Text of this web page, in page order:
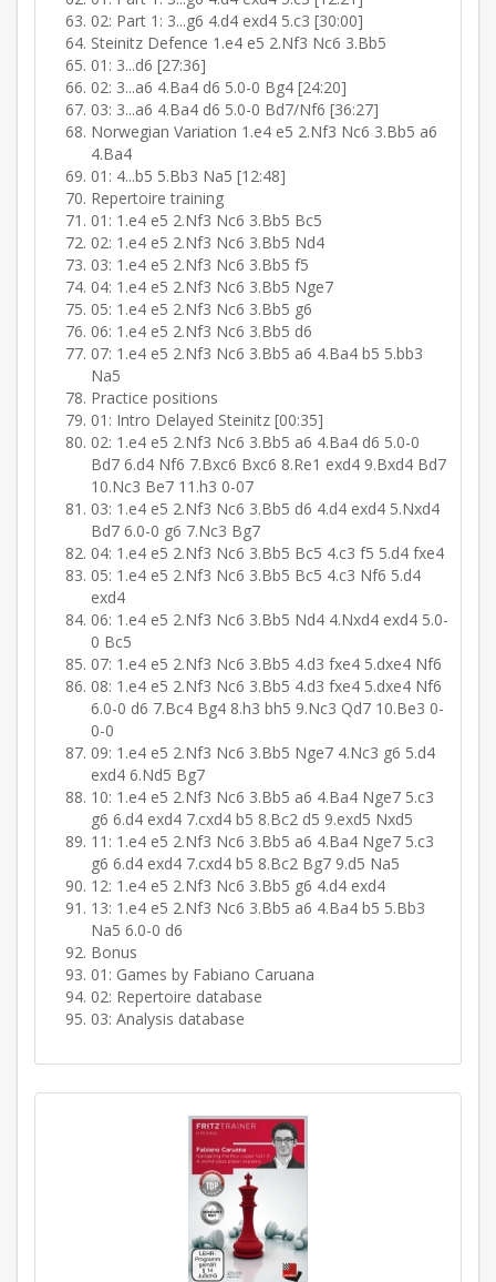
02: Part 1: 3...g6 4.d4 exd4 5.c3 [30:00]
Steinitz Defence 1.e4 e5 2.Nf3 Nc6 3.Bb5
01: 3...d6 [27:36]
02: 3...a6 4.Ba4 d6 5.0-0 Bg4 [24:20]
03: 3...a6 4.Ba4 d6 5.0-0 Bd7/Nf6 [36:27]
Norwegian Variation 1.e4 e5 2.Nf3 Nc6 3.Bb5 a6
4.Ba4
01: 4...b5 5.Bb3 Na5 [12:48]
Repertoire training
01: 1.e4 e5 2.Nf3 Nc6 3.Bb5 Bc5
02: 1.e4 e5 2.Nf3 Nc6 3.Bb5 Nd4
03: 1.e4 e5 2.Nf3 Nc6 3.Bb5 f5
04: 1.e4 e5 2.Nf3 Nc6 3.Bb5 Nge7
05: 1.e4 e5 2.Nf3 Nc6 3.Bb5 g6
06: 1.e4 e5 2.Nf3 Nc6 3.Bb5 d6
07: 1.e4 e5 2.Nf3 Nc6 3.Bb5 a6 4.Ba4 b5 5.bb3
Na5
Practice positions
01: Intro Delayed Steinitz [00:35]
02: 1.e4 e5 2.Nf3 Nc6 3.Bb5 a6 4.Ba4 d6 5.0-0
Bd7 6.d4 Nf6 7.Bxc6 Bxc6 8.Re1 exd4 9.Bxd4 Bd7
10.Nc3 Be7 11.h3 0-07
03: 1.e4 e5 2.Nf3 Nc6 3.Bb5 d6 4.d4 exd4 5.Nxd4
Bd7 6.0-0 g6 7.Nc3 Bg7
04: 1.e4 e5 2.Nf3 Nc6 3.Bb5 Bc5 4.c3 f5 5.d4 fxe4
05: 1.e4 e5 2.Nf3 Nc6 3.Bb5 Bc5 4.c3 Nf6 5.d4
exd4
06: 1.e4 e5 2.Nf3 Nc6 3.Bb5 Nd4 4.Nxd4 exd4 5.0-
0 Bc5
07: 1.e4 e5 2.Nf3 Nc6 3.Bb5 4.d3 fxe4 5.dxe4 Nf6
08: 1.e4 e5 2.Nf3 Nc6 3.Bb5 4.d3 fxe4 5.dxe4 Nf6
6.0-0 d6 7.Bc4 Bg4 8.h3 bh5 9.Nc3 Qd7 10.Be3 0-
0-0
09: 1.e4 e5 2.Nf3 Nc6 3.Bb5 Nge7 4.Nc3 g6 5.d4
exd4 6.Nd5 Bg7
10: 1.e4 e5 2.Nf3 Nc6 3.Bb5 a6 4.Ba4 Nge7 5.c3
g6 6.d4 exd4 7.cxd4 b5 8.Bc2 d5 9.exd5 Nxd5
11: 1.e4 e5 2.Nf3 Nc6 3.Bb5 a6 4.Ba4 Nge7 5.c3
g6 6.d4 exd4 7.cxd4 b5 8.Bc2 Bg7 9.d5 Na5
12: 1.e4 e5 2.Nf3 Nc6 3.Bb5 g6 4.d4 exd4
13: 1.e4 e5 2.Nf3 Nc6 3.Bb5 a6 4.Ba4 b5 5.Bb3
Na5 6.0-0 d6
Bonus
01: Games by Fabiano Caruana
02: Repertoire database
03: Analysis database